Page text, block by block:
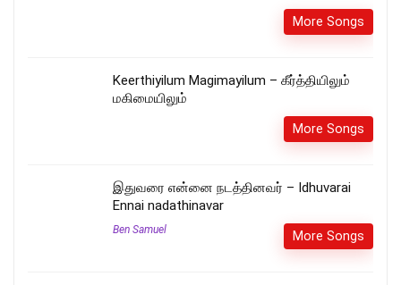
More Songs
Keerthiyilum Magimayilum – கீர்த்தியிலும்
மகிமையிலும்
More Songs
இதுவரை என்னை நடத்தினவர் – Idhuvarai
Ennai nadathinavar
Ben Samuel More Songs